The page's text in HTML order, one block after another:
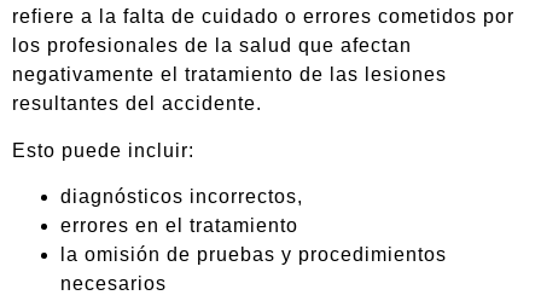
refiere a la falta de cuidado o errores cometidos por
los profesionales de la salud que afectan
negativamente el tratamiento de las lesiones
resultantes del accidente.
Esto puede incluir:
diagnósticos incorrectos,
errores en el tratamiento
la omisión de pruebas y procedimientos
necesarios